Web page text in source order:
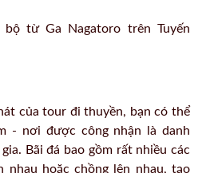
từ Ga Nagatoro trên Tuyến
của tour đi thuyền, bạn có thể
- nơi được công nhận là danh
Bãi đá bao gồm rất nhiều các
nhau hoặc chồng lên nhau, tạo